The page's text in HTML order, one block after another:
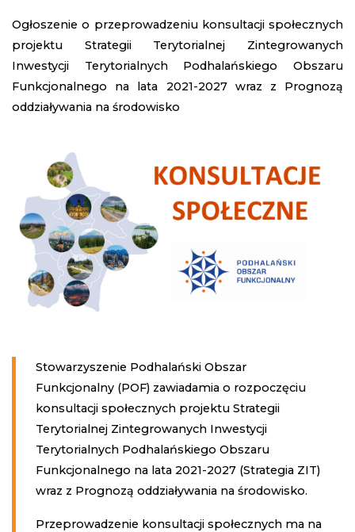
Ogłoszenie o przeprowadzeniu konsultacji społecznych
projektu Strategii Terytorialnej Zintegrowanych
Inwestycji Terytorialnych Podhalańskiego Obszaru
Funkcjonalnego na lata 2021-2027 wraz z Prognozą
oddziaływania na środowisko
Stowarzyszenie Podhalański Obszar
Funkcjonalny (POF) zawiadamia o rozpoczęciu
konsultacji społecznych projektu Strategii
Terytorialnej Zintegrowanych Inwestycji
Terytorialnych Podhalańskiego Obszaru
Funkcjonalnego na lata 2021-2027 (Strategia ZIT)
wraz z Prognozą oddziaływania na środowisko.
Przeprowadzenie konsultacji społecznych ma na